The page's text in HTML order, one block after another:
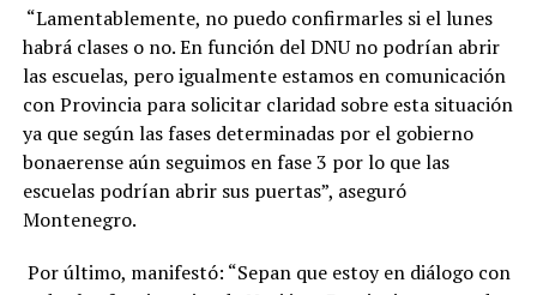
“Lamentablemente, no puedo confirmarles si el lunes
habrá clases o no. En función del DNU no podrían abrir
las escuelas, pero igualmente estamos en comunicación
con Provincia para solicitar claridad sobre esta situación
ya que según las fases determinadas por el gobierno
bonaerense aún seguimos en fase 3 por lo que las
escuelas podrían abrir sus puertas”, aseguró
Montenegro.
Por último, manifestó: “Sepan que estoy en diálogo con